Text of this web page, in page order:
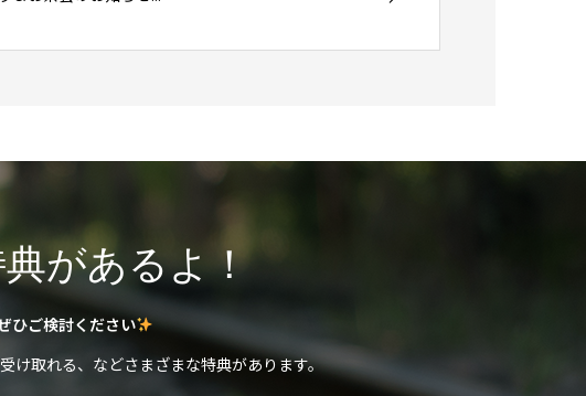
があるよ！
ひご検討ください
け取れる、などさまざまな特典があります。